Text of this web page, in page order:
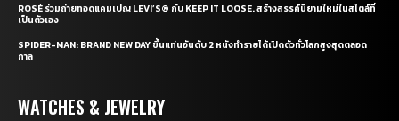
ROSÉ ร่วมถ่ายทอดแคมเปญ LEVI’S® กับ KEEP IT LOOSE. สร้างสรรค์นิยามใหม่ในสไตล์ที่
เป็นตัวเอง
SPIDER-MAN: BRAND NEW DAY ขึ้นแท่นอันดับ 2 หนังทำรายได้เปิดตัวทั่วโลกสูงสุดตลอด
กาล
WATCHES & JEWELRY